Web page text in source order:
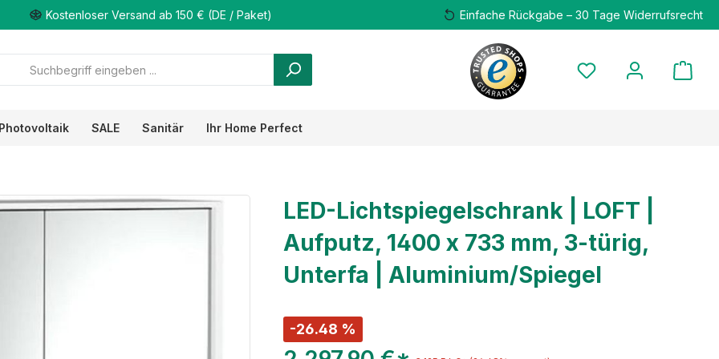
Kostenloser Versand ab 150 € (DE / Paket) Einfache Rückgabe – 30 Tage Widerrufsrecht
Photovoltaik SALE Sanitär Ihr Home Perfect
LED-Lichtspiegelschrank | LOFT |
Aufputz, 1400 x 733 mm, 3-türig,
Unterfa | Aluminium/Spiegel
-26.48 %